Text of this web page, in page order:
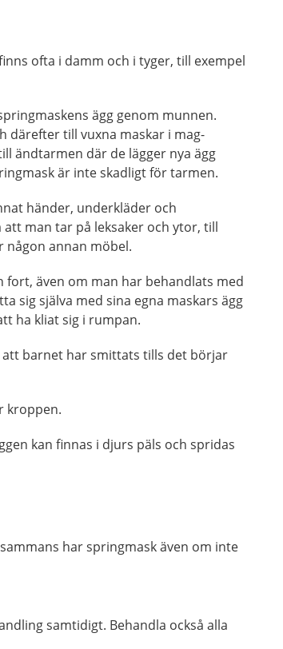
ofta i damm och i tyger, till exempel
ägg genom munnen.
därefter till vuxna maskar i mag-
ändtarmen där de lägger nya ägg
är inte skadligt för tarmen.
händer, underkläder och
man tar på leksaker och ytor, till
någon annan möbel.
även om man har behandlats med
sig själva med sina egna maskars ägg
ha kliat sig i rumpan.
barnet har smittats tills det börjar
kroppen.
kan finnas i djurs päls och spridas
har springmask även om inte
samtidigt. Behandla också alla